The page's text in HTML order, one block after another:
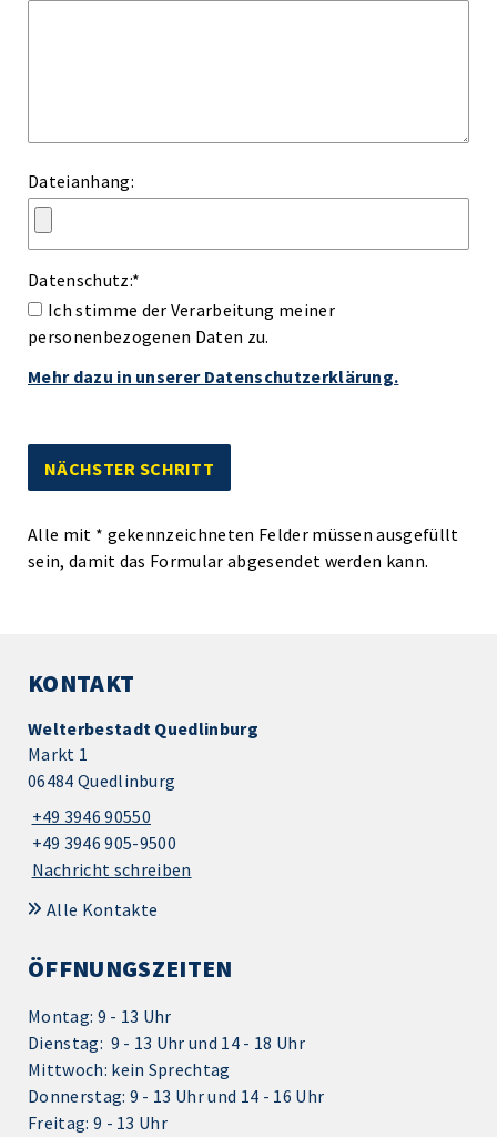
Dateianhang:
Datenschutz:*
Ich stimme der Verarbeitung meiner
personenbezogenen Daten zu.
Mehr dazu in unserer Datenschutzerklärung.
Alle mit * gekennzeichneten Felder müssen ausgefüllt
sein, damit das Formular abgesendet werden kann.
KONTAKT
Welterbestadt Quedlinburg
Markt 1
06484 Quedlinburg
+49 3946 90550
+49 3946 905-9500
Nachricht schreiben
Alle Kontakte
ÖFFNUNGSZEITEN
Montag: 9 - 13 Uhr
Dienstag: 9 - 13 Uhr und 14 - 18 Uhr
Mittwoch: kein Sprechtag
Donnerstag: 9 - 13 Uhr und 14 - 16 Uhr
Freitag: 9 - 13 Uhr